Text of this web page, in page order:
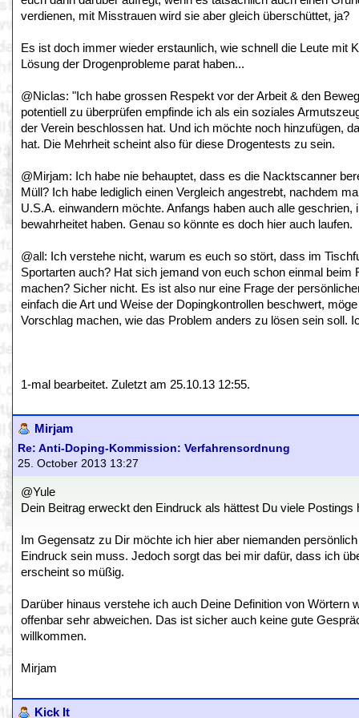
verdienen, mit Misstrauen wird sie aber gleich überschüttet, ja?
Es ist doch immer wieder erstaunlich, wie schnell die Leute mit
Lösung der Drogenprobleme parat haben...
@Niclas: "Ich habe grossen Respekt vor der Arbeit & den
potentiell zu überprüfen empfinde ich als ein soziales
der Verein beschlossen hat. Und ich möchte noch hinzufügen,
hat. Die Mehrheit scheint also für diese Drogentests zu sein.
@Mirjam: Ich habe nie behauptet, dass es die Nacktscanner
Müll? Ich habe lediglich einen Vergleich angestrebt, nachdem
U.S.A. einwandern möchte. Anfangs haben auch alle
bewahrheitet haben. Genau so könnte es doch hier auch laufen.
@all: Ich verstehe nicht, warum es euch so stört, dass im
Sportarten auch? Hat sich jemand von euch schon einmal
machen? Sicher nicht. Es ist also nur eine Frage der
einfach die Art und Weise der Dopingkontrollen beschwert,
Vorschlag machen, wie das Problem anders zu lösen sein soll.
1-mal bearbeitet. Zuletzt am 25.10.13 12:55.
Mirjam
Re: Anti-Doping-Kommission: Verfahrensordnung
25. October 2013 13:27
@Yule
Dein Beitrag erweckt den Eindruck als hättest Du viele
Im Gegensatz zu Dir möchte ich hier aber niemanden
Eindruck sein muss. Jedoch sorgt das bei mir dafür, dass ich
erscheint so müßig.
Darüber hinaus verstehe ich auch Deine Definition von
offenbar sehr abweichen. Das ist sicher auch keine gute
willkommen.
Mirjam
Kick It